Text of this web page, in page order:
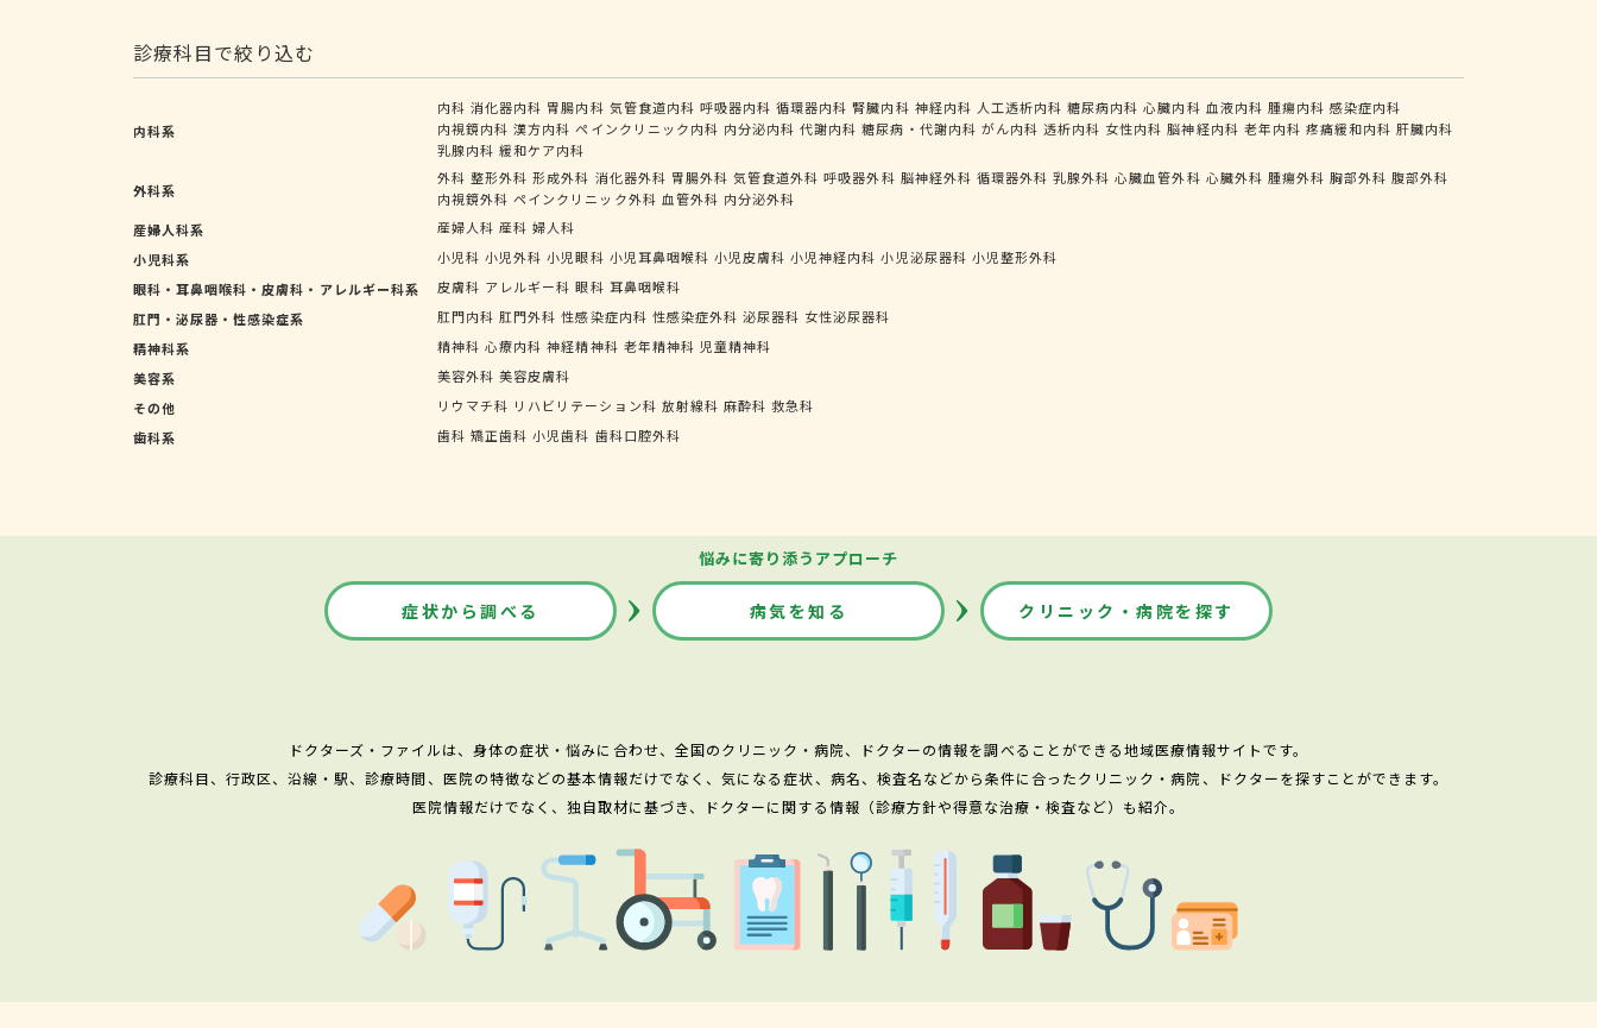
診療科目で絞り込む
内科系
内科 消化器内科 胃腸内科 気管食道内科 呼吸器内科 循環器内科 腎臓内科 神経内科 人工透析内科 糖尿病内科 心臓内科 血液内科 腫瘍内科 感染症内科
内視鏡内科 漢方内科 ペインクリニック内科 内分泌内科 代謝内科 糖尿病・代謝内科 がん内科 透析内科 女性内科 脳神経内科 老年内科 疼痛緩和内科 肝臓内科
乳腺内科 緩和ケア内科
外科系
外科 整形外科 形成外科 消化器外科 胃腸外科 気管食道外科 呼吸器外科 脳神経外科 循環器外科 乳腺外科 心臓血管外科 心臓外科 腫瘍外科 胸部外科 腹部外科
内視鏡外科 ペインクリニック外科 血管外科 内分泌外科
産婦人科系
産婦人科 産科 婦人科
小児科系
小児科 小児外科 小児眼科 小児耳鼻咽喉科 小児皮膚科 小児神経内科 小児泌尿器科 小児整形外科
眼科・耳鼻咽喉科・皮膚科・アレルギー科系
皮膚科 アレルギー科 眼科 耳鼻咽喉科
肛門・泌尿器・性感染症系
肛門内科 肛門外科 性感染症内科 性感染症外科 泌尿器科 女性泌尿器科
精神科系
精神科 心療内科 神経精神科 老年精神科 児童精神科
美容系
美容外科 美容皮膚科
その他
リウマチ科 リハビリテーション科 放射線科 麻酔科 救急科
歯科系
歯科 矯正歯科 小児歯科 歯科口腔外科
悩みに寄り添うアプローチ
症状から調べる 病気を知る クリニック・病院を探す
ドクターズ・ファイルは、身体の症状・悩みに合わせ、全国のクリニック・病院、ドクターの情報を調べることができる地域医療情報サイトです。
診療科目、行政区、沿線・駅、診療時間、医院の特徴などの基本情報だけでなく、気になる症状、病名、検査名などから条件に合ったクリニック・病院、ドクターを探すことができます。
医院情報だけでなく、独自取材に基づき、ドクターに関する情報（診療方針や得意な治療・検査など）も紹介。